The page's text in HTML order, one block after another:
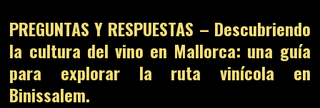
PREGUNTAS Y RESPUESTAS – Descubriendo
la cultura del vino en Mallorca: una guía
para explorar la ruta vinícola en
Binissalem.